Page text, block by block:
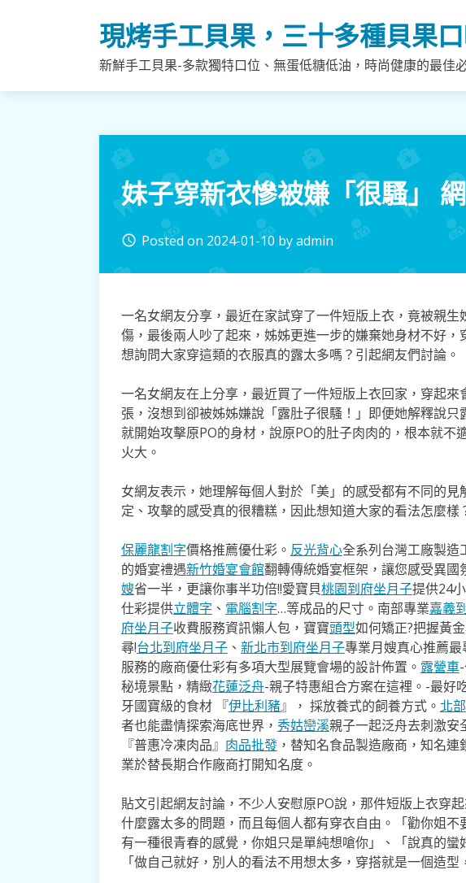
現烤手工貝果，三十多種貝果
新鮮手工貝果-多款獨特口位、無蛋低糖低油，時尚健康的最佳
妹子穿新衣慘被嫌「很騷」
access_time Posted on 2024-01-10 byadmin
一名女網友分享，最近在家試穿了一件短版上衣，竟被親
傷，最後兩人吵了起來，姊姊更進一步的嫌棄她身材不好
想詢問大家穿這類的衣服真的露太多嗎？引起網友們討論。
一名女網友在上分享，最近買了一件短版上衣回家，穿起
張，沒想到卻被姊姊嫌說「露肚子很騷！」即便她解釋說
就開始攻擊原PO的身材，說原PO的肚子肉肉的，根本就不
火大。
女網友表示，她理解每個人對於「美」的感受都有不同的
定、攻擊的感受真的很糟糕，因此想知道大家的看法怎麼樣
保麗龍割字價格推薦優仕彩。 反光背心全系列台灣工廠製造
的婚宴禮遇新竹婚宴會館翻轉傳統婚宴框架，讓您感受異國
嫂省一半，更讓你事半功倍!!愛寶貝桃園到府坐月子提供24
仕彩提供立體字 、 電腦割字…等成品的尺寸。南部專業嘉義
府坐月子收費服務資訊懶人包，寶寶頭型如何矯正?把握黃
尋!台北到府坐月子、 新北市到府坐月子專業月嫂真心推薦
服務的廠商優仕彩有多項大型展覽會場的設計佈置。 露營車
秘境景點，精緻花蓮泛舟-親子特惠組合方案在這裡。-最好
牙國寶級的食材 『伊比利豬』， 採放養式的飼養方式。 北
者也能盡情探索海底世界， 秀姑巒溪親子一起泛舟去​刺激安
『普惠冷凍肉品』 肉品批發，替知名食品製造廠商，知名
業於替長期合作廠商打開知名度。
貼文引起網友討論，不少人安慰原PO說，那件短版上衣穿
什麼露太多的問題，而且每個人都有穿衣自由。「勸你姐不
有一種很青春的感覺，你姐只是單純想嗆你」、「說真的蠻
「做自己就好，別人的看法不用想太多，穿搭就是一個造型